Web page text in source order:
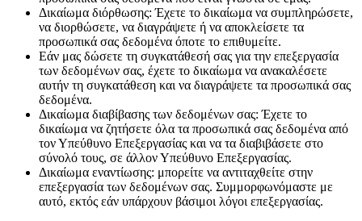
Δικαίωμα διόρθωσης: Έχετε το δικαίωμα να συμπληρώσετε,
να διορθώσετε, να διαγράψετε ή να αποκλείσετε τα
προσωπικά σας δεδομένα όποτε το επιθυμείτε.
Εάν μας δώσετε τη συγκατάθεσή σας για την επεξεργασία
των δεδομένων σας, έχετε το δικαίωμα να ανακαλέσετε
αυτήν τη συγκατάθεση και να διαγράψετε τα προσωπικά σας
δεδομένα.
Δικαίωμα διαβίβασης των δεδομένων σας: Έχετε το
δικαίωμα να ζητήσετε όλα τα προσωπικά σας δεδομένα από
τον Υπεύθυνο Επεξεργασίας και να τα διαβιβάσετε στο
σύνολό τους, σε άλλον Υπεύθυνο Επεξεργασίας.
Δικαίωμα εναντίωσης: μπορείτε να αντιταχθείτε στην
επεξεργασία των δεδομένων σας. Συμμορφωνόμαστε με
αυτό, εκτός εάν υπάρχουν βάσιμοι λόγοι επεξεργασίας.